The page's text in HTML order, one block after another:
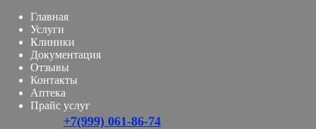
Главная
Услуги
Клиники
Документация
Отзывы
Контакты
Аптека
Прайс услуг
+7(999) 061-86-74